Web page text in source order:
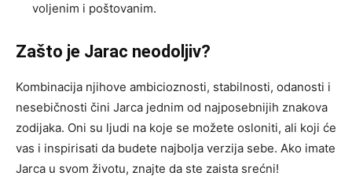
voljenim i poštovanim.
Zašto je Jarac neodoljiv?
Kombinacija njihove ambicioznosti, stabilnosti, odanosti i
nesebičnosti čini Jarca jednim od najposebnijih znakova
zodijaka. Oni su ljudi na koje se možete osloniti, ali koji će
vas i inspirisati da budete najbolja verzija sebe. Ako imate
Jarca u svom životu, znajte da ste zaista srećni!